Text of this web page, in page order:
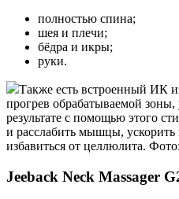
полностью спина;
шея и плечи;
бёдра и икры;
руки.
Также есть встроенный ИК
прогрев обрабатываемой
результате с помощью этого
и расслабить мышцы,
избавиться от целлюлита.
Jeeback Neck Massager